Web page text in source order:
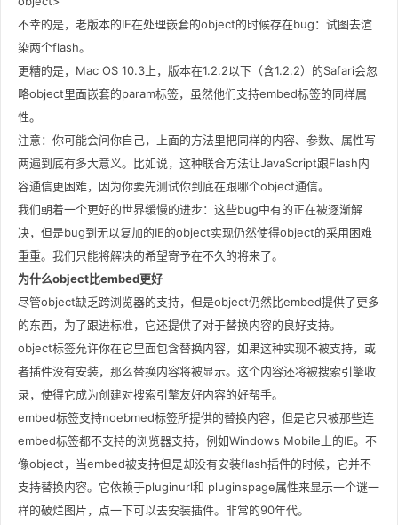
不幸的是，老版本的IE在处理嵌套的object的时候存在bug：试图去渲
染两个flash。
更糟的是，Mac OS 10.3上，版本在1.2.2以下（含1.2.2）的Safari会忽
略object里面嵌套的param标签，虽然他们支持embed标签的同样属
性。
注意：你可能会问你自己，上面的方法里把同样的内容、参数、属性写
两遍到底有多大意义。比如说，这种联合方法让JavaScript跟Flash内
容通信更困难，因为你要先测试你到底在跟哪个object通信。
我们朝着一个更好的世界缓慢的进步：这些bug中有的正在被逐渐解
决，但是bug到无以复加的IE的object实现仍然使得object的采用困难
重重。我们只能将解决的希望寄予在不久的将来了。
为什么object比embed更好
尽管object缺乏跨浏览器的支持，但是object仍然比embed提供了更多
的东西，为了跟进标准，它还提供了对于替换内容的良好支持。
object标签允许你在它里面包含替换内容，如果这种实现不被支持，或
者插件没有安装，那么替换内容将被显示。这个内容还将被搜索引擎收
录，使得它成为创建对搜索引擎友好内容的好帮手。
embed标签支持noebmed标签所提供的替换内容，但是它只被那些连
embed标签都不支持的浏览器支持，例如Windows Mobile上的IE。不
像object，当embed被支持但是却没有安装flash插件的时候，它并不
支持替换内容。它依赖于pluginurl和 pluginspage属性来显示一个谜一
样的破烂图片，点一下可以去安装插件。非常的90年代。